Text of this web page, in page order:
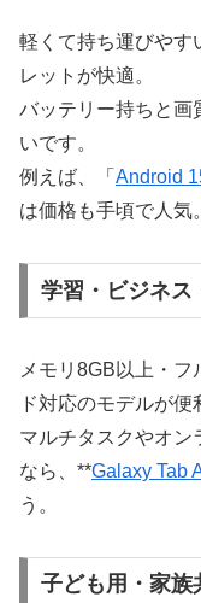
軽くて持ち運びやす
レットが快適。
バッテリー持ちと画
いです。
例えば、「 Android
は価格も手頃で人気。
学習・ビジネス
メモリ8GB以上・
ド対応のモデルが便
マルチタスクやオン
なら、**Galaxy Tab
う。
子ども用・家族